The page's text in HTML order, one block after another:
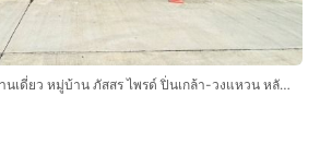
ขายด่วน บ้านแฝดสไตล์บ้านเดี่ยว หมู่บ้าน ภัสสร ไพรด์ ปิ่นเกล้า-วงแหวน หลังมุม ขายเท่าราคาประเมิน พร้อมเข้าอยู่